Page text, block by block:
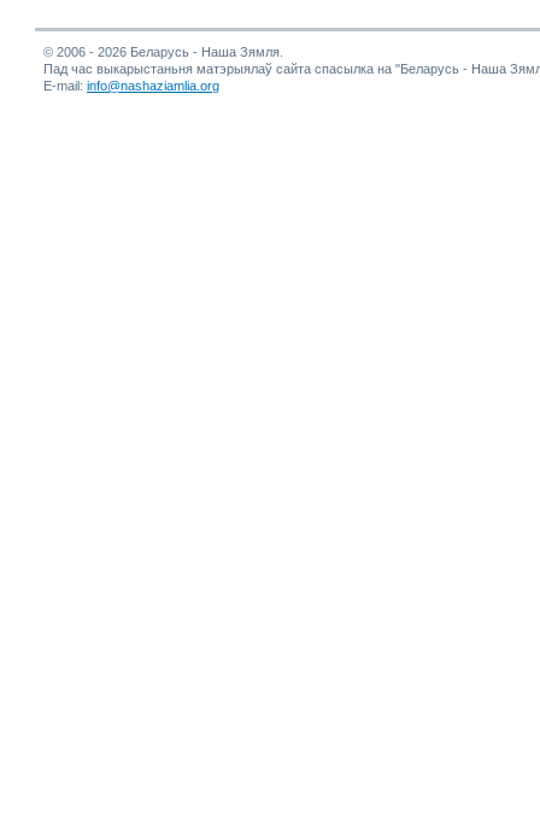
© 2006 - 2026 Беларусь - Наша Зямля.
Пад час выкарыстаньня матэрыялаў сайта спасылка на "Беларусь - Наша
E-mail: info@nashaziamlia.org